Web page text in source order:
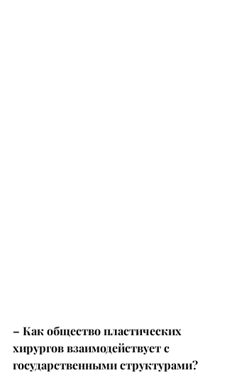
– Как общество пластических
хирургов взаимодействует с
государственными структурами?